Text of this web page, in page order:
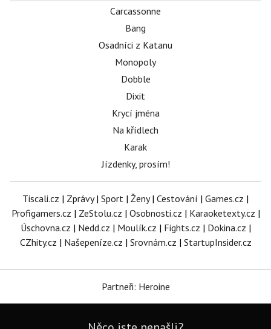
Carcassonne
Bang
Osadníci z Katanu
Monopoly
Dobble
Dixit
Krycí jména
Na křídlech
Karak
Jízdenky, prosím!
Tiscali.cz | Zprávy| Sport | Ženy| Cestování | Games.cz |
Profigamers.cz | ZeStolu.cz | Osobnosti.cz | Karaoketexty.cz |
Úschovna.cz | Nedd.cz | Moulík.cz | Fights.cz | Dokina.cz |
CZhity.cz | Našepeníze.cz | Srovnám.cz | StartupInsider.cz
Partneři: Heroine